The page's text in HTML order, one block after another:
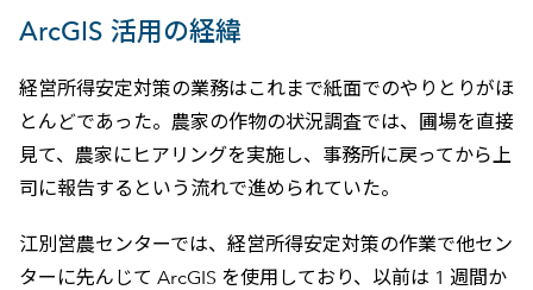
ArcGIS 活用の経緯
経営所得安定対策の業務はこれまで紙面でのやりとりがほ
とんどであった。農家の作物の状況調査では、圃場を直接
見て、農家にヒアリングを実施し、事務所に戻ってから上
司に報告するという流れで進められていた。
江別営農センターでは、経営所得安定対策の作業で他セン
ターに先んじて ArcGIS を使用しており、以前は 1 週間か